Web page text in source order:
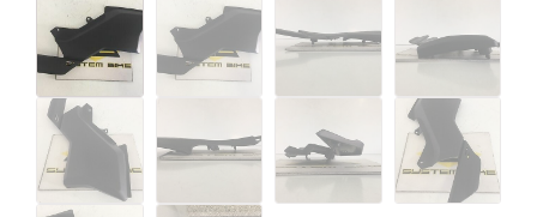
Shop Ricambi
Note Generali
Carrello
Contatti